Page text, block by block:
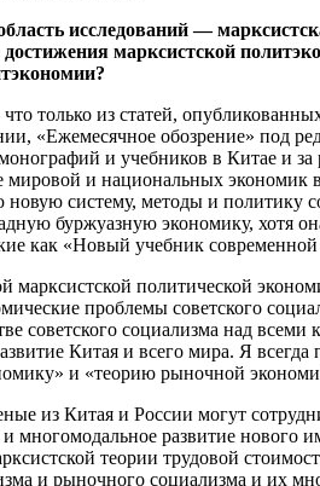
исследований —
марксистской
только из статей,
«Ежемесячное обозрение» под
и учебников в Китае и
мировой и национальных
систему, методы и политику
буржуазную экономику, хотя
как «Новый учебник
марксистской политической
проблемы советского
советского социализма над
Китая и всего мира. Я
и «теорию рыночной
из Китая и России могут
многомодальное развитие нового
теории трудовой
и рыночного социализма и их